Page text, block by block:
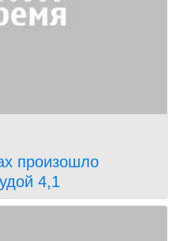
произошло
4,1